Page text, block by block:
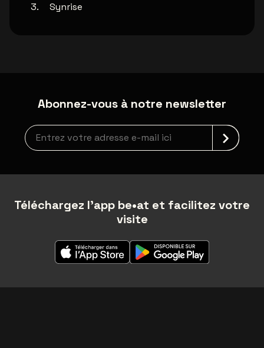
Synrise
Abonnez-vous à notre newsletter
Inscription à la newsletter
Téléchargez l'app be•at et facilitez votre
visite